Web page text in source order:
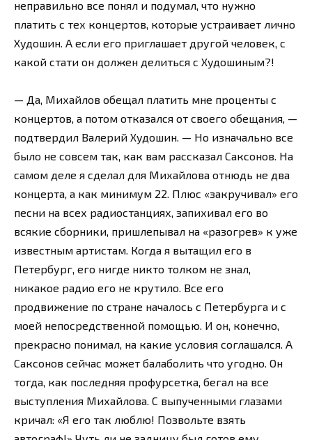
неправильно все понял и подумал, что нужно
платить с тех концертов, которые устраивает лично
Худошин. А если его приглашает другой человек, с
какой стати он должен делиться с Худошиным?!
— Да, Михайлов обещал платить мне проценты с
концертов, а потом отказался от своего обещания, —
подтвердил Валерий Худошин. — Но изначально все
было не совсем так, как вам рассказал Саксонов. На
самом деле я сделал для Михайлова отнюдь не два
концерта, а как минимум 22. Плюс «закручивал» его
песни на всех радиостанциях, запихивал его во
всякие сборники, пришлепывал на «разогрев» к уже
известным артистам. Когда я вытащил его в
Петербург, его нигде никто толком не знал,
никакое радио его не крутило. Все его
продвижение по стране началось с Петербурга и с
моей непосредственной помощью. И он, конечно,
прекрасно понимал, на какие условия соглашался. А
Саксонов сейчас может балаболить что угодно. Он
тогда, как последняя профурсетка, бегал на все
выступления Михайлова. С выпученными глазами
кричал: «Я его так люблю! Позвольте взять